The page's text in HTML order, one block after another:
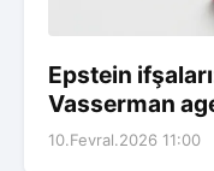
Epstein
Vasserman
10.Fevral.2026 11:00